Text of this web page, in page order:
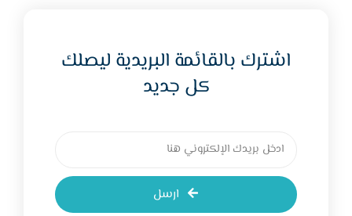
اشترك بالقائمة البريدية ليصلك
كل جديد
ارسل